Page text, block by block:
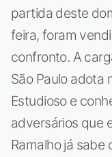
partida deste
feira, foram
confronto. A
São Paulo adota
Estudioso e
adversários que
Ramalho já sabe